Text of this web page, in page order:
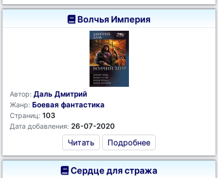
Волчья Империя
Автор: Даль Дмитрий
Жанр: Боевая фантастика
Страниц: 103
Дата добавления: 26-07-2020
Читать Подробнее
Сердце для стража